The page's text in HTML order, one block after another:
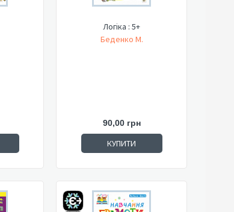
Логіка : 5+
Беденко М.
90,00 грн
КУПИТИ